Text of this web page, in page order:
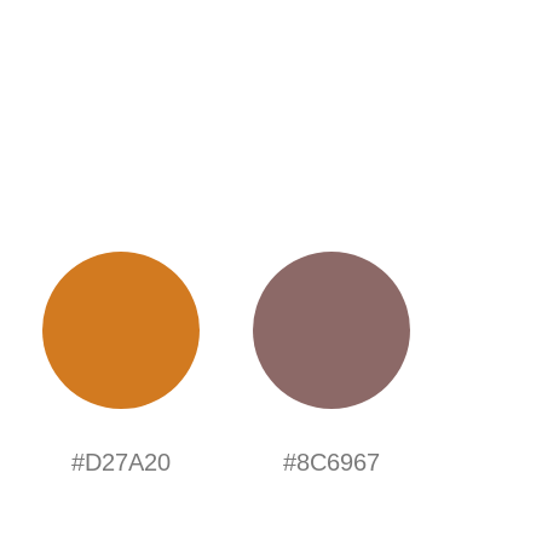
#D27A20 #8C6967